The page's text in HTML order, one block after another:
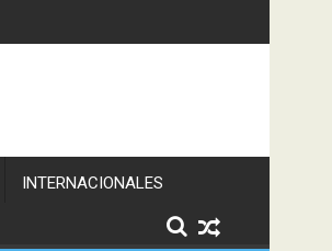
INTERNACIONALES